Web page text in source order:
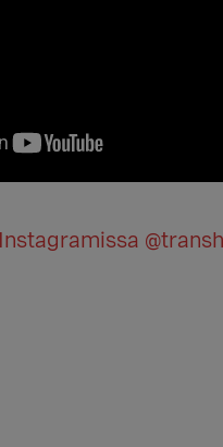
Instagramissa